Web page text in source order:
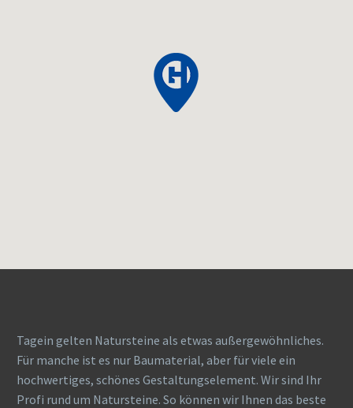
Tagein gelten Natursteine als etwas außergewöhnliches.
Für manche ist es nur Baumaterial, aber für viele ein
hochwertiges, schönes Gestaltungselement. Wir sind Ihr
Profi rund um Natursteine. So können wir Ihnen das beste